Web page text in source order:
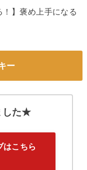
】褒め上手になる
ー
した★
はこちら